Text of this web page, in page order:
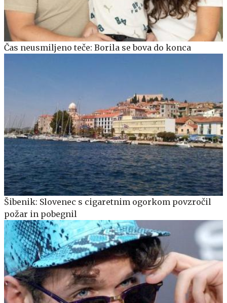
Čas neusmiljeno teče: Borila se bova do konca
Šibenik: Slovenec s cigaretnim ogorkom povzročil
požar in pobegnil